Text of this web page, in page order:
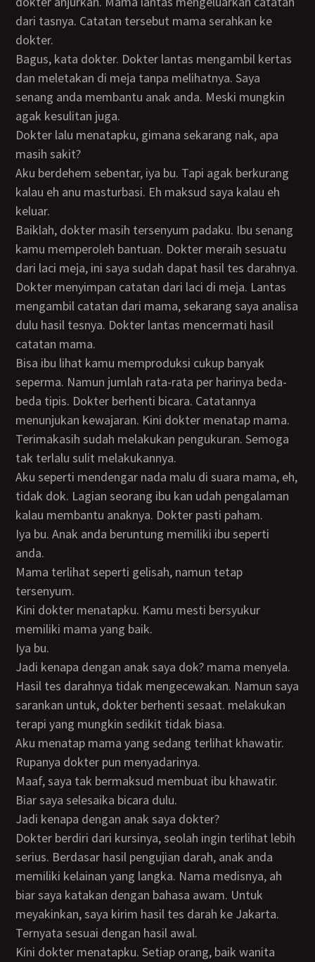
dari tasnya. Catatan tersebut mama serahkan ke
dokter.
Bagus, kata dokter. Dokter lantas mengambil kertas
dan meletakan di meja tanpa melihatnya. Saya
senang anda membantu anak anda. Meski mungkin
agak kesulitan juga.
Dokter lalu menatapku, gimana sekarang nak, apa
masih sakit?
Aku berdehem sebentar, iya bu. Tapi agak berkurang
kalau eh anu masturbasi. Eh maksud saya kalau eh
keluar.
Baiklah, dokter masih tersenyum padaku. Ibu senang
kamu memperoleh bantuan. Dokter meraih sesuatu
dari laci meja, ini saya sudah dapat hasil tes darahnya.
Dokter menyimpan catatan dari laci di meja. Lantas
mengambil catatan dari mama, sekarang saya analisa
dulu hasil tesnya. Dokter lantas mencermati hasil
catatan mama.
Bisa ibu lihat kamu memproduksi cukup banyak
seperma. Namun jumlah rata-rata per harinya beda-
beda tipis. Dokter berhenti bicara. Catatannya
menunjukan kewajaran. Kini dokter menatap mama.
Terimakasih sudah melakukan pengukuran. Semoga
tak terlalu sulit melakukannya.
Aku seperti mendengar nada malu di suara mama, eh,
tidak dok. Lagian seorang ibu kan udah pengalaman
kalau membantu anaknya. Dokter pasti paham.
Iya bu. Anak anda beruntung memiliki ibu seperti
anda.
Mama terlihat seperti gelisah, namun tetap
tersenyum.
Kini dokter menatapku. Kamu mesti bersyukur
memiliki mama yang baik.
Iya bu.
Jadi kenapa dengan anak saya dok? mama menyela.
Hasil tes darahnya tidak mengecewakan. Namun saya
sarankan untuk, dokter berhenti sesaat. melakukan
terapi yang mungkin sedikit tidak biasa.
Aku menatap mama yang sedang terlihat khawatir.
Rupanya dokter pun menyadarinya.
Maaf, saya tak bermaksud membuat ibu khawatir.
Biar saya selesaika bicara dulu.
Jadi kenapa dengan anak saya dokter?
Dokter berdiri dari kursinya, seolah ingin terlihat lebih
serius. Berdasar hasil pengujian darah, anak anda
memiliki kelainan yang langka. Nama medisnya, ah
biar saya katakan dengan bahasa awam. Untuk
meyakinkan, saya kirim hasil tes darah ke Jakarta.
Ternyata sesuai dengan hasil awal.
Kini dokter menatapku. Setiap orang, baik wanita